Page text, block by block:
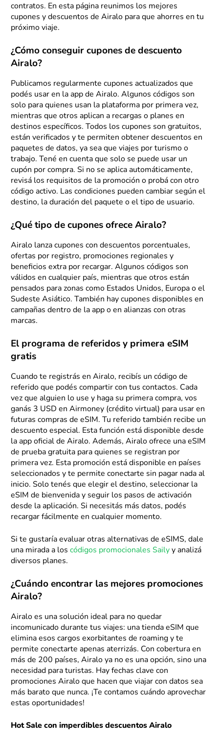
contratos. En esta página reunimos los mejores
cupones y descuentos de Airalo para que ahorres en tu
próximo viaje.
¿Cómo conseguir cupones de descuento
Airalo?
Publicamos regularmente cupones actualizados que
podés usar en la app de Airalo. Algunos códigos son
solo para quienes usan la plataforma por primera vez,
mientras que otros aplican a recargas o planes en
destinos específicos. Todos los cupones son gratuitos,
están verificados y te permiten obtener descuentos en
paquetes de datos, ya sea que viajes por turismo o
trabajo. Tené en cuenta que solo se puede usar un
cupón por compra. Si no se aplica automáticamente,
revisá los requisitos de la promoción o probá con otro
código activo. Las condiciones pueden cambiar según el
destino, la duración del paquete o el tipo de usuario.
¿Qué tipo de cupones ofrece Airalo?
Airalo lanza cupones con descuentos porcentuales,
ofertas por registro, promociones regionales y
beneficios extra por recargar. Algunos códigos son
válidos en cualquier país, mientras que otros están
pensados para zonas como Estados Unidos, Europa o el
Sudeste Asiático. También hay cupones disponibles en
campañas dentro de la app o en alianzas con otras
marcas.
El programa de referidos y primera eSIM
gratis
Cuando te registrás en Airalo, recibís un código de
referido que podés compartir con tus contactos. Cada
vez que alguien lo use y haga su primera compra, vos
ganás 3 USD en Airmoney (crédito virtual) para usar en
futuras compras de eSIM. Tu referido también recibe un
descuento especial. Esta función está disponible desde
la app oficial de Airalo. Además, Airalo ofrece una eSIM
de prueba gratuita para quienes se registran por
primera vez. Esta promoción está disponible en países
seleccionados y te permite conectarte sin pagar nada al
inicio. Solo tenés que elegir el destino, seleccionar la
eSIM de bienvenida y seguir los pasos de activación
desde la aplicación. Si necesitás más datos, podés
recargar fácilmente en cualquier momento.
Si te gustaría evaluar otras alternativas de eSIMS, dale
una mirada a loscódigos promocionales Saily y analizá
diversos planes.
¿Cuándo encontrar las mejores promociones
Airalo?
Airalo es una solución ideal para no quedar
incomunicado durante tus viajes: una tienda eSIM que
elimina esos cargos exorbitantes de roaming y te
permite conectarte apenas aterrizás. Con cobertura en
más de 200 países, Airalo ya no es una opción, sino una
necesidad para turistas. Hay fechas clave con
promociones Airalo que hacen que viajar con datos sea
más barato que nunca. ¡Te contamos cuándo aprovechar
estas oportunidades!
Hot Sale con imperdibles descuentos Airalo